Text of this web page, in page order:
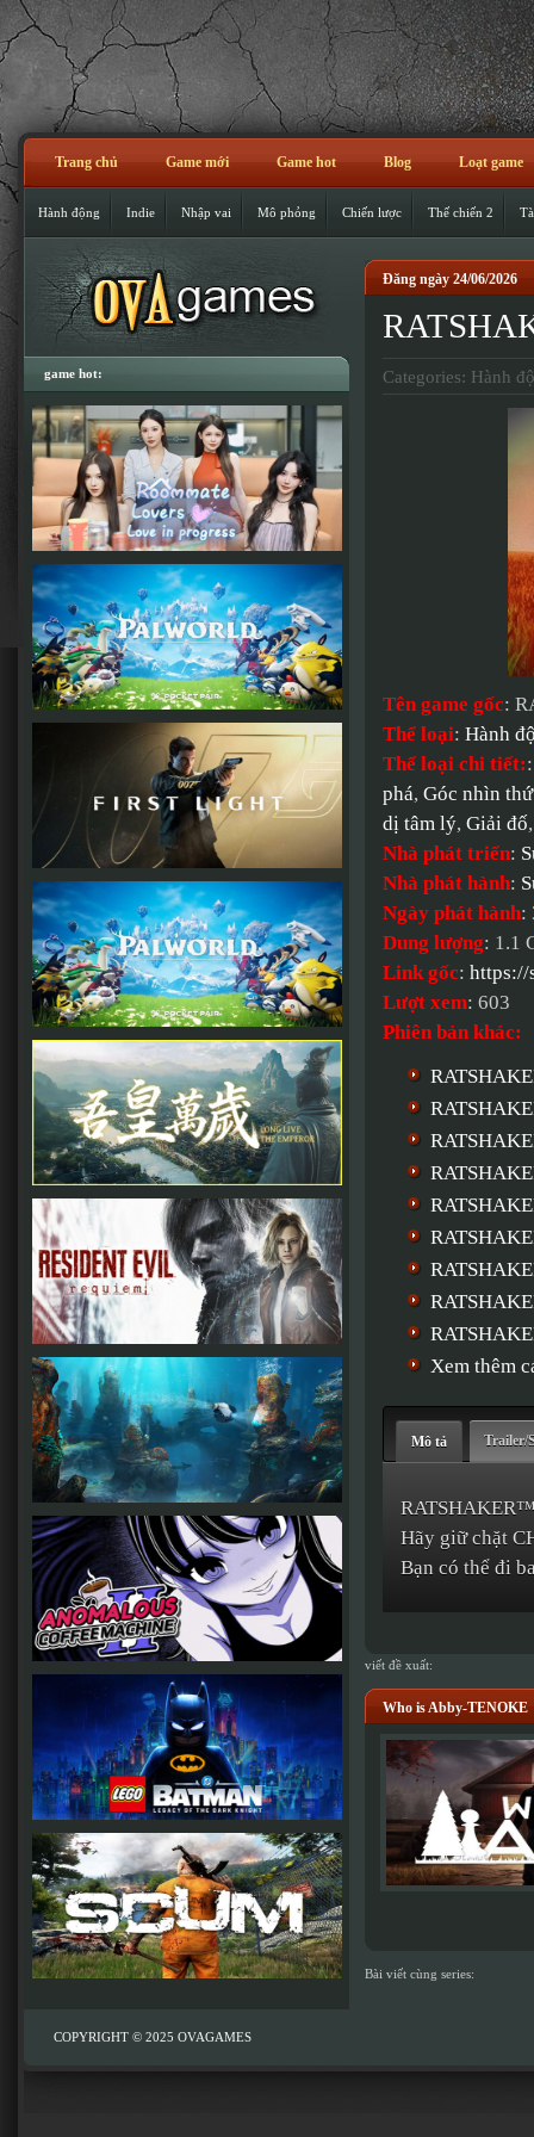
Trang chủ Game mới Game hot Blog Loạt game
Hành động Indie Nhập vai Mô phỏng Chiến lược Thế chiến 2
Đăng ngày 24/06/2026
Categories: Hành
Tên game gốc:
Thể loại: Hành
Thể loại chi tiết:
phá, Góc nhìn
dị tâm lý, Giải đố
Nhà phát triển:
Nhà phát hành:
Ngày phát hành:
Dung lượng: 1.1
Link gốc: https://
Lượt xem: 603
Phiên bản khác:
Xem thêm
Mô tả Trailer/
Hãy giữ chặt
Bạn có thể đi
viết đề xuất:
Who is Abby-TENOKE
Bài viết cùng series:
game hot:
COPYRIGHT © 2025 OVAGAMES